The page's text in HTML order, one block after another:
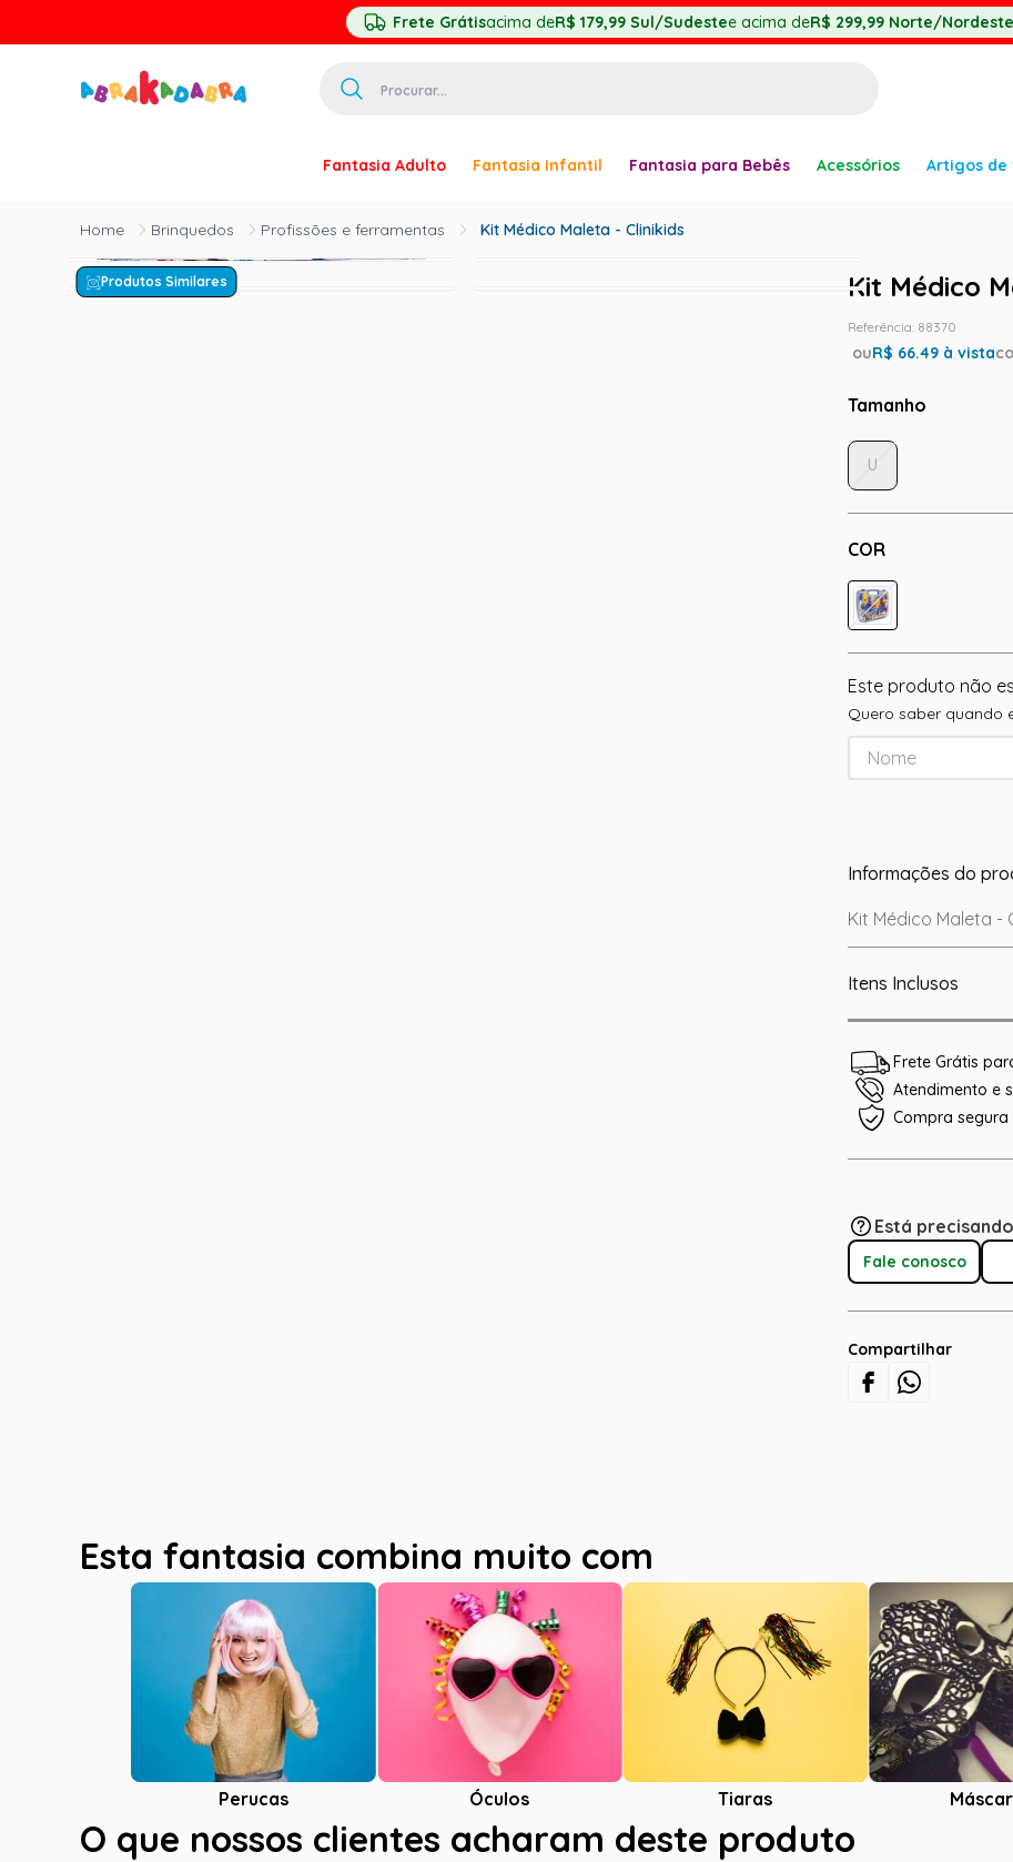
Frete Grátisacima deR$ 179,99 Sul/Sudestee acima deR$ 299,99 Norte/
Fantasia Adulto Fantasia Infantil Fantasia para Bebês Acessórios Artigos de
Brinquedos Profissões e ferramentas Kit Médico Maleta - Clinikids
Produtos Similares Kit Médico
Referência: 88370
ouR$ 66.49 à vista
Tamanho
COR
U
Este produto não
Quero saber quando
Informações do
Kit Médico Maleta -
Itens Inclusos
Frete Grátis
Atendimento e
Compra segura
Está
Fale conosco
Compartilhar
Esta fantasia combina muito com
Perucas Óculos Tiaras
O que nossos clientes acharam deste produto
princesa
3º